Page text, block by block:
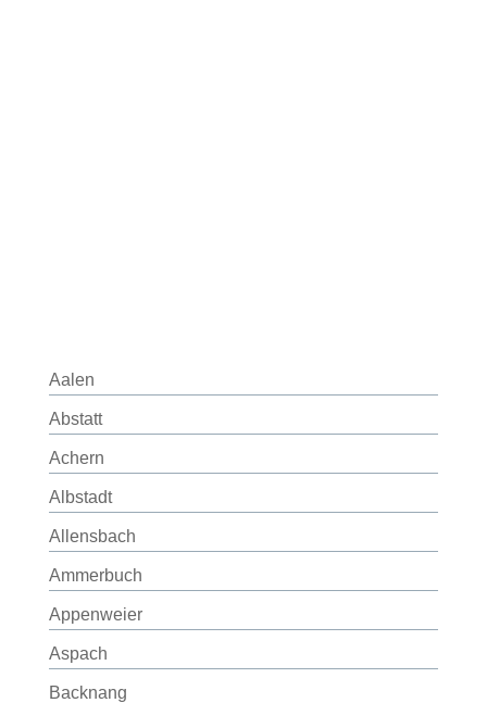
Aalen
Abstatt
Achern
Albstadt
Allensbach
Ammerbuch
Appenweier
Aspach
Backnang